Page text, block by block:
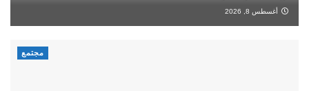
أغسطس 8, 2026
مجتمع